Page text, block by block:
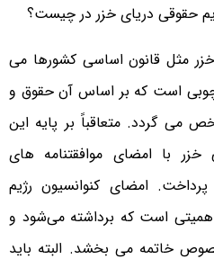
مثل قانون اساسی کشورها می
است که بر اساس آن حقوق و
می گردد. متعاقباً بر پایه این
با امضای موافقتنامه های
امضای کنوانسیون رژیم
است که برداشته می‌شود و
این ‌خصوص خاتمه می بخشد. البته باید